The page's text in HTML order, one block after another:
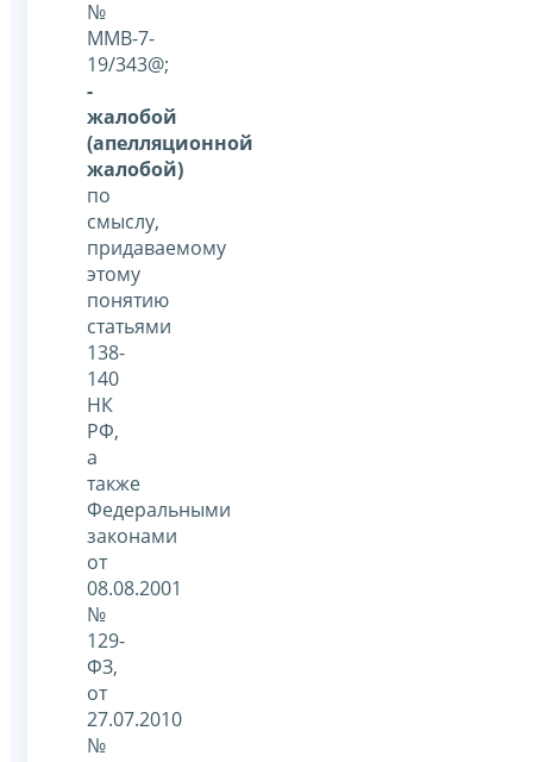
№
ММВ-7-
19/343@;
-
жалобой
(апелляционной
жалобой)
по
смыслу,
придаваемому
этому
понятию
статьями
138-
140
НК
РФ,
а
также
Федеральными
законами
от
08.08.2001
№
129-
ФЗ,
от
27.07.2010
№